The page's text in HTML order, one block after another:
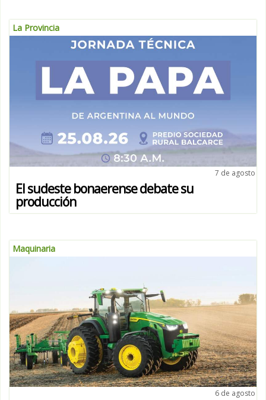
La Provincia
7 de agosto
El sudeste bonaerense debate su
producción
Maquinaria
6 de agosto